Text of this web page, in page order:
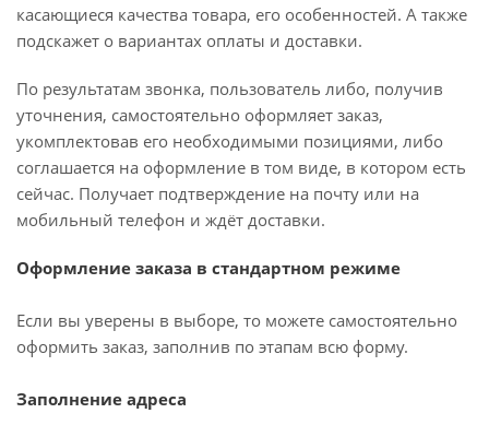
касающиеся качества товара, его особенностей. А также
подскажет о вариантах оплаты и доставки.
По результатам звонка, пользователь либо, получив
уточнения, самостоятельно оформляет заказ,
укомплектовав его необходимыми позициями, либо
соглашается на оформление в том виде, в котором есть
сейчас. Получает подтверждение на почту или на
мобильный телефон и ждёт доставки.
Оформление заказа в стандартном режиме
Если вы уверены в выборе, то можете самостоятельно
оформить заказ, заполнив по этапам всю форму.
Заполнение адреса